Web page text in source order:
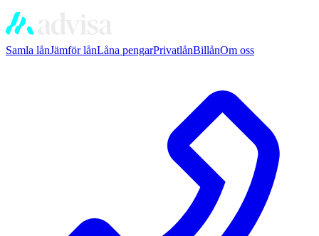
Samla lånJämför lånLåna pengarPrivatlånBillånOm oss